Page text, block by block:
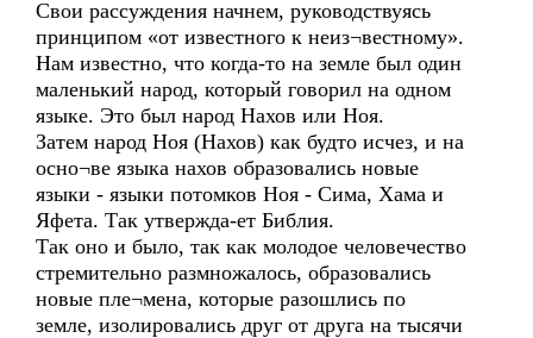
Свои рассуждения начнем, руководствуясь
принципом «от известного к неиз¬вестному».
Нам известно, что когда-то на земле был один
маленький народ, который говорил на одном
языке. Это был народ Нахов или Ноя.
Затем народ Ноя (Нахов) как будто исчез, и на
осно¬ве языка нахов образовались новые
языки - языки потомков Ноя - Сима, Хама и
Яфета. Так утвержда-ет Библия.
Так оно и было, так как молодое человечество
стремительно размножалось, образовались
новые пле¬мена, которые разошлись по
земле, изолировались друг от друга на тысячи